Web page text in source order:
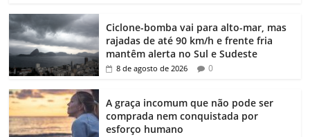
Ciclone-bomba vai para alto-mar, mas
rajadas de até 90 km/h e frente fria
mantêm alerta no Sul e Sudeste
8 de agosto de 2026 0
A graça incomum que não pode ser
comprada nem conquistada por
esforço humano